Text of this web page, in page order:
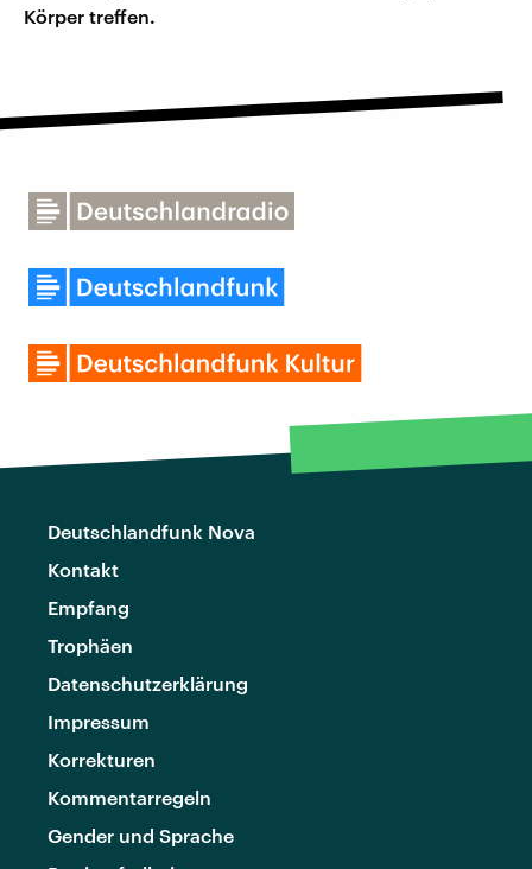
Körper treffen.
Deutschlandfunk Nova
Kontakt
Empfang
Trophäen
Datenschutzerklärung
Impressum
Korrekturen
Kommentarregeln
Gender und Sprache